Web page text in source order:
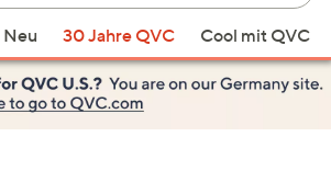
Neu 30 Jahre QVC Cool mit QVC